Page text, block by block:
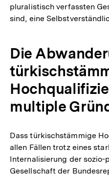
pluralistisch verfassten
sind, eine
Die
multiple
Dass türkischstämmige
allen Fällen trotz eines
Internalisierung der
Gesellschaft der